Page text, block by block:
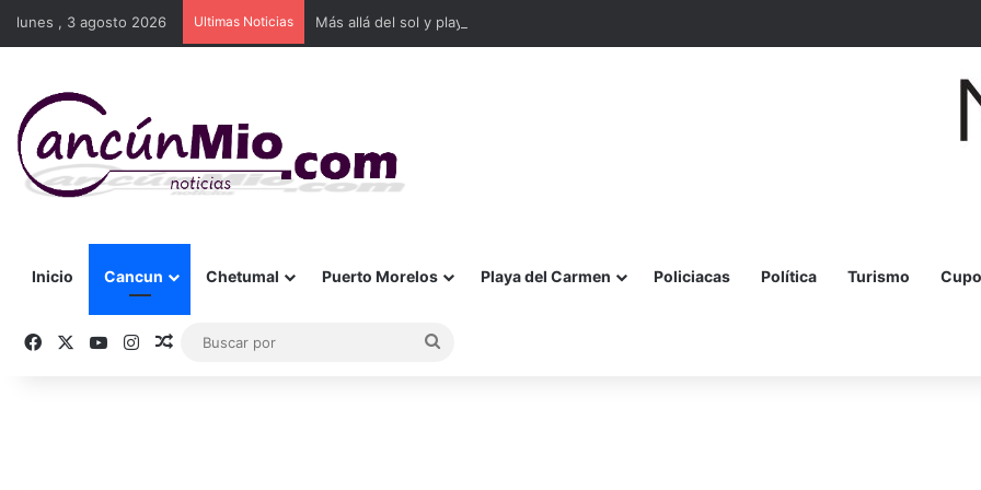
lunes , 3 agosto 2026 Ultimas Noticias Más allá del sol y playa: miles de familias y turistas disfrutan la Festa della Pizza en Malecón
Inicio Cancun Chetumal Puerto Morelos Playa del Carmen Policiacas Política Turismo
FacebookYouTubeInstagram
Publicación al azar